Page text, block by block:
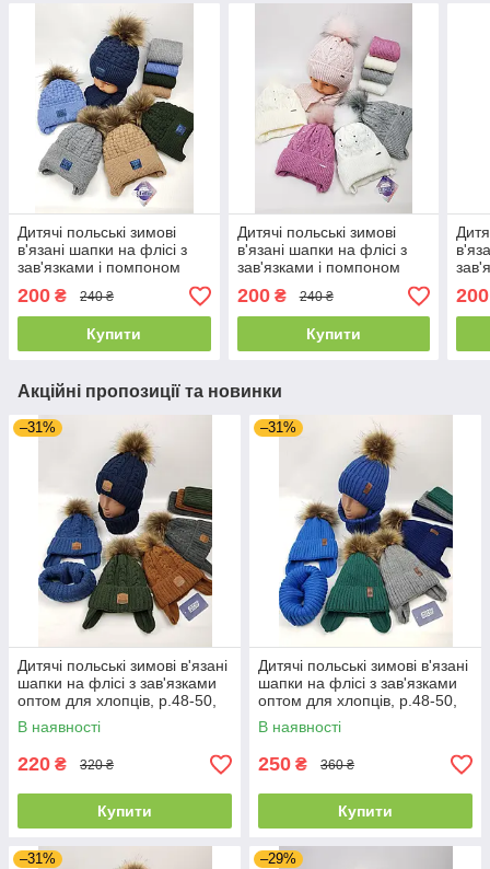
Дитячі польські зимові
в'язані шапки на флісі з
зав'язками і помпоном
оптом для хлопців, р.46-
48, Grans
200 ₴ 240 ₴
Купити
Дитячі польські зимові
в'язані шапки на флісі з
зав'язками і помпоном
оптом для дівчат, р.46-48,
Grans
200₴ 240 ₴
Купити
46,
200
Акційні пропозиції та новинки
–31%
Дитячі польські зимові в'язані
шапки на флісі з зав'язками
оптом для хлопців, р.48-50,
Agbo
В наявності
220 ₴ 320 ₴
Купити
–31%
Дитячі польські зимові в'язані
шапки на флісі з зав'язками
оптом для хлопців, р.48-50,
Agbo
В наявності
250 ₴ 360 ₴
Купити
–31% –29%